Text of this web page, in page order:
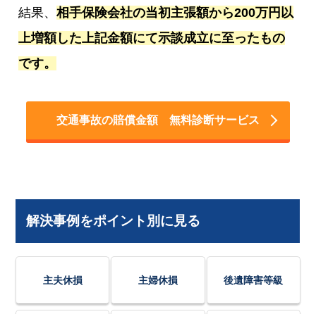
結果、相手保険会社の当初主張額から200万円以
上増額した上記金額にて示談成立に至ったもの
です。
交通事故の賠償金額 無料診断サービス
解決事例をポイント別に見る
主夫休損 主婦休損 後遺障害等級